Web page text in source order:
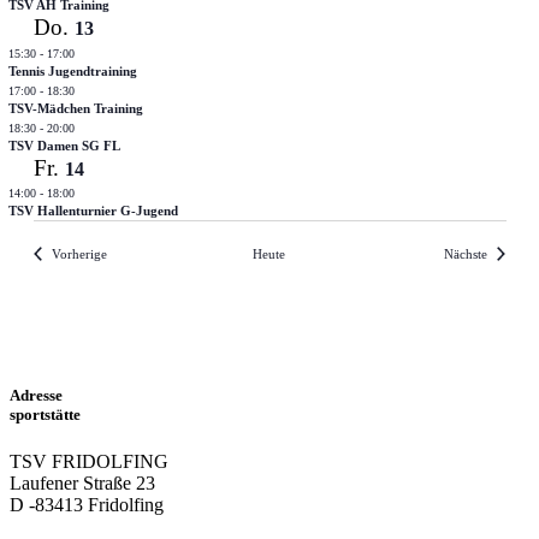
TSV AH Training
Do. 13
15:30- 17:00
Tennis Jugendtraining
17:00- 18:30
TSV-Mädchen Training
18:30- 20:00
TSV Damen SG FL
Fr. 14
14:00- 18:00
TSV Hallenturnier G-Jugend
VorherigeVeranstaltungen Heute Nächste
Adresse
sportstätte
TSV FRIDOLFING
Laufener Straße 23
D -83413 Fridolfing